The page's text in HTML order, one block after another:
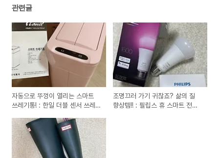
관련글
자동으로 뚜껑이 열리는 스마트
쓰레기통! : 한일 더블 센서 쓰레기
조명끄러 가기 귀찮죠? 삶의 질
향상템!! : 필립스 휴 스마트 전구